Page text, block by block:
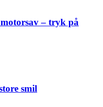
– tryk på
smil